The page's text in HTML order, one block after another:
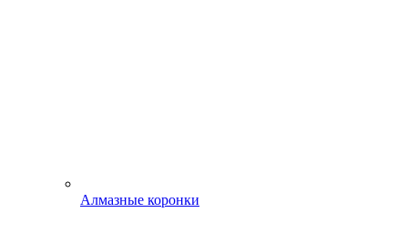
Алмазные коронки